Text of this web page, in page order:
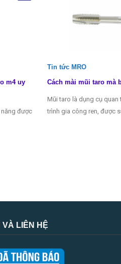
m4 uy
được
Tin tức MRO
Cách mài mũi taro mà
Mũi taro là dụng cụ quan
trình gia công ren, được
VÀ LIÊN HỆ